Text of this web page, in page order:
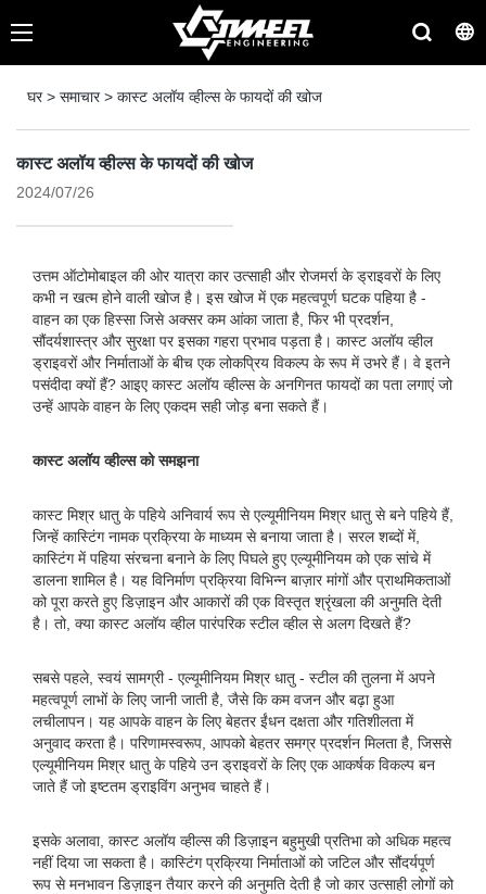
घर> समाचार> कास्ट अलॉय व्हील्स के फायदों की खोज
कास्ट अलॉय व्हील्स के फायदों की खोज
2024/07/26
उत्तम ऑटोमोबाइल की ओर यात्रा कार उत्साही और रोजमर्रा के ड्राइवरों के लिए
कभी न खत्म होने वाली खोज है। इस खोज में एक महत्वपूर्ण घटक पहिया है -
वाहन का एक हिस्सा जिसे अक्सर कम आंका जाता है, फिर भी प्रदर्शन,
सौंदर्यशास्त्र और सुरक्षा पर इसका गहरा प्रभाव पड़ता है। कास्ट अलॉय व्हील
ड्राइवरों और निर्माताओं के बीच एक लोकप्रिय विकल्प के रूप में उभरे हैं। वे इतने
पसंदीदा क्यों हैं? आइए कास्ट अलॉय व्हील्स के अनगिनत फायदों का पता लगाएं जो
उन्हें आपके वाहन के लिए एकदम सही जोड़ बना सकते हैं।
कास्ट अलॉय व्हील्स को समझना
कास्ट मिश्र धातु के पहिये अनिवार्य रूप से एल्यूमीनियम मिश्र धातु से बने पहिये हैं,
जिन्हें कास्टिंग नामक प्रक्रिया के माध्यम से बनाया जाता है। सरल शब्दों में,
कास्टिंग में पहिया संरचना बनाने के लिए पिघले हुए एल्यूमीनियम को एक सांचे में
डालना शामिल है। यह विनिर्माण प्रक्रिया विभिन्न बाज़ार मांगों और प्राथमिकताओं
को पूरा करते हुए डिज़ाइन और आकारों की एक विस्तृत श्रृंखला की अनुमति देती
है। तो, क्या कास्ट अलॉय व्हील पारंपरिक स्टील व्हील से अलग दिखते हैं?
सबसे पहले, स्वयं सामग्री - एल्यूमीनियम मिश्र धातु - स्टील की तुलना में अपने
महत्वपूर्ण लाभों के लिए जानी जाती है, जैसे कि कम वजन और बढ़ा हुआ
लचीलापन। यह आपके वाहन के लिए बेहतर ईंधन दक्षता और गतिशीलता में
अनुवाद करता है। परिणामस्वरूप, आपको बेहतर समग्र प्रदर्शन मिलता है, जिससे
एल्यूमीनियम मिश्र धातु के पहिये उन ड्राइवरों के लिए एक आकर्षक विकल्प बन
जाते हैं जो इष्टतम ड्राइविंग अनुभव चाहते हैं।
इसके अलावा, कास्ट अलॉय व्हील्स की डिज़ाइन बहुमुखी प्रतिभा को अधिक महत्व
नहीं दिया जा सकता है। कास्टिंग प्रक्रिया निर्माताओं को जटिल और सौंदर्यपूर्ण
रूप से मनभावन डिज़ाइन तैयार करने की अनुमति देती है जो कार उत्साही लोगों को